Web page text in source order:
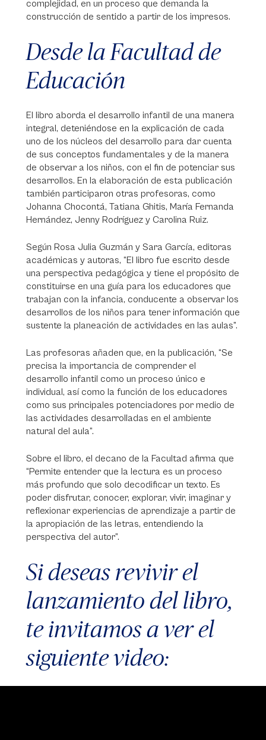
complejidad, en un proceso que demanda la
construcción de sentido a partir de los impresos.
Desde la Facultad de
Educación
El libro aborda el desarrollo infantil de una manera
integral, deteniéndose en la explicación de cada
uno de los núcleos del desarrollo para dar cuenta
de sus conceptos fundamentales y de la manera
de observar a los niños, con el fin de potenciar sus
desarrollos. En la elaboración de esta publicación
también participaron otras profesoras, como
Johanna Chocontá, Tatiana Ghitis, María Fernanda
Hernández, Jenny Rodríguez y Carolina Ruiz.
Según Rosa Julia Guzmán y Sara García, editoras
académicas y autoras, “El libro fue escrito desde
una perspectiva pedagógica y tiene el propósito de
constituirse en una guía para los educadores que
trabajan con la infancia, conducente a observar los
desarrollos de los niños para tener información que
sustente la planeación de actividades en las aulas”.
Las profesoras añaden que, en la publicación, “Se
precisa la importancia de comprender el
desarrollo infantil como un proceso único e
individual, así como la función de los educadores
como sus principales potenciadores por medio de
las actividades desarrolladas en el ambiente
natural del aula”.
Sobre el libro, el decano de la Facultad afirma que
“Permite entender que la lectura es un proceso
más profundo que solo decodificar un texto. Es
poder disfrutar, conocer, explorar, vivir, imaginar y
reflexionar experiencias de aprendizaje a partir de
la apropiación de las letras, entendiendo la
perspectiva del autor”.
Si deseas revivir el
lanzamiento del libro,
te invitamos a ver el
siguiente video: